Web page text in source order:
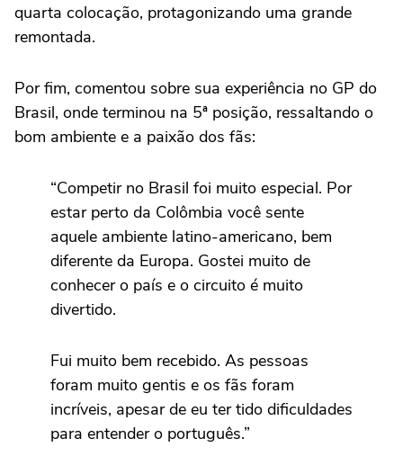
quarta colocação, protagonizando uma grande
remontada.
Por fim, comentou sobre sua experiência no GP do
Brasil, onde terminou na 5ª posição, ressaltando o
bom ambiente e a paixão dos fãs:
“Competir no Brasil foi muito especial. Por
estar perto da Colômbia você sente
aquele ambiente latino-americano, bem
diferente da Europa. Gostei muito de
conhecer o país e o circuito é muito
divertido.
Fui muito bem recebido. As pessoas
foram muito gentis e os fãs foram
incríveis, apesar de eu ter tido dificuldades
para entender o português.”